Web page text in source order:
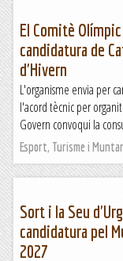
El Comitè
candidatura de
d'Hivern
L'organisme envia per
l'acord tècnic per
Govern convoqui la
Esport, Turisme i
Sort i la Seu
candidatura pel
2027